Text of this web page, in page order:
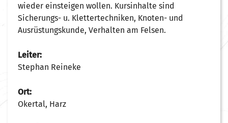
wieder einsteigen wollen. Kursinhalte sind
Sicherungs- u. Klettertechniken, Knoten- und
Ausrüstungskunde, Verhalten am Felsen.
Leiter:
Stephan Reineke
Ort:
Okertal, Harz